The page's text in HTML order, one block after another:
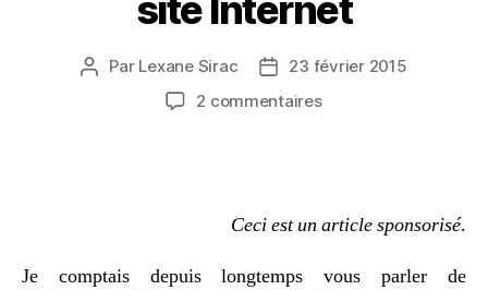
Auteur
Par Lexane Sirac
Date23 février 2015
2 commentairessur
site
Ceci est un article sponsorisé.
Je comptais depuis longtemps vous parler de